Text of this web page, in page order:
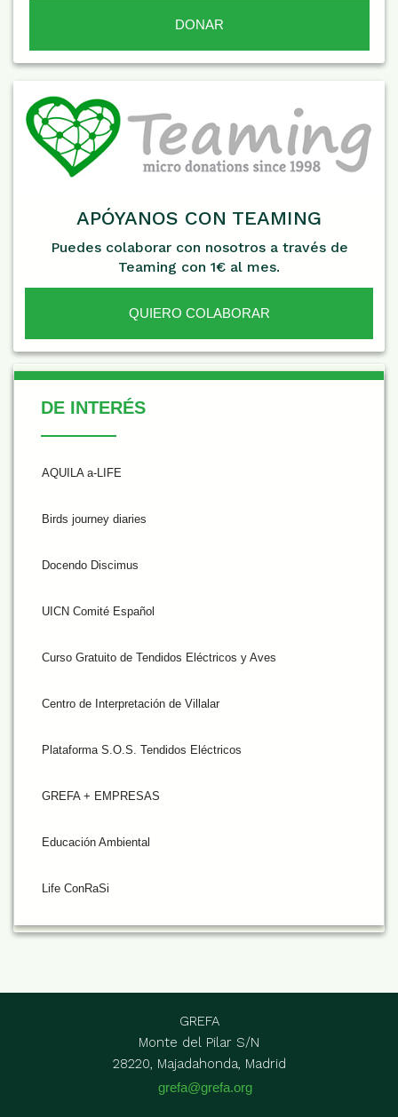
APÓYANOS CON TEAMING
Puedes colaborar con nosotros a través de
Teaming con 1€ al mes.
QUIERO COLABORAR
De Interés
DE INTERÉS
AQUILA a-LIFE
Birds journey diaries
Docendo Discimus
UICN Comité Español
Curso Gratuito de Tendidos Eléctricos y Aves
Centro de Interpretación de Villalar
Plataforma S.O.S. Tendidos Eléctricos
GREFA + EMPRESAS
Educación Ambiental
Life ConRaSi
GREFA
Monte del Pilar S/N
28220, Majadahonda, Madrid
grefa@grefa.org